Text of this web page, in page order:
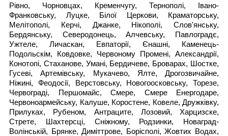
Рівно, Чорновцах, Кременчугу, Тернополі, Івано-
Франковську, Луцке, Білої Церкови, Краматорську,
Мелітополі, Керчі, Джанке, Нікополі, Слов'янську,
Бердянську, Северодонець, Алчевську, Павлоградє,
Ужтеле, Личаскан, Евпаторії, Єнашні, Каменець-
Подольскім, Ковдовке, Червоному Промені, Александрії,
Конотопі, Стаханове, Умані, Бердичеве, Броварах, Шостке,
Гусеві, Артемівську, Мукачево, Ялте, Дрогозвичайне,
Ніжині, Феодосії, Верстовську, Новогоосковську, Торезе,
Червограді, Першомайс, Смере, Смере Енергодаре,
Червоноармейську, Калуше, Коростене, Ковеле, Дружківку,
Прилуках, Рубеном, Антраците, Лозовий, Харцизске,
Стрете, Шахтерсці, Сніжному, Родзинки, Новаград-
Волінській, Брянке, Диміттрове, Борісполі, Жовтих Водах,